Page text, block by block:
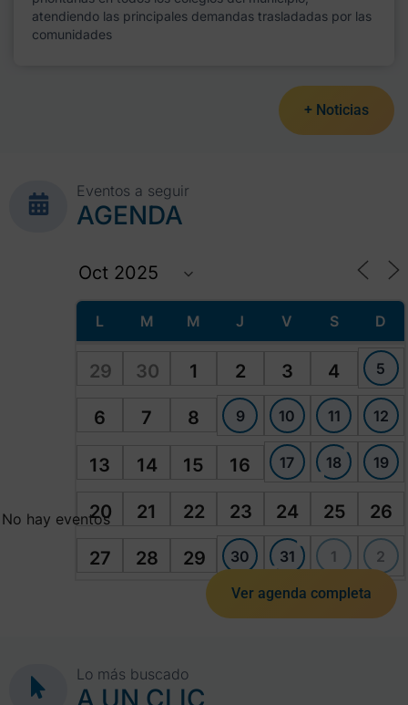
atendiendo las principales demandas trasladadas por las
comunidades
+ Noticias
Eventos a seguir
AGENDA
L M M J V S D
29 30 1 2 3 4 5
6 7 8 9 10 11 12
13 14 15 16 17 18 19
20 21 22 23 24 25 26
27 28 29 30 31 1 2
No hay eventos
Ver agenda completa
Lo más buscado
A UN CLIC